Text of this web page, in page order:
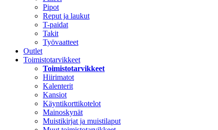
Pipot
Reput ja laukut
T-paidat
Takit
Työvaatteet
Outlet
Toimistotarvikkeet
Toimistotarvikkeet
Hiirimatot
Kalenterit
Kansiot
Käyntikorttikotelot
Mainoskynät
Muistikirjat ja muistilaput